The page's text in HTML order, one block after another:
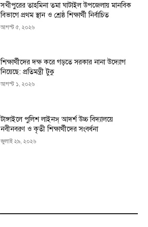
সখীপুরের তাহমিনা তমা ঘাটাইল উপজেলায় মানবিক
বিভাগে প্রথম স্থান ও শ্রেষ্ঠ শিক্ষার্থী নির্বাচিত
আগস্ট ৫, ২০২৬
শিক্ষার্থীদের দক্ষ করে গড়তে সরকার নানা উদ্যোগ
নিয়েছে: প্রতিমন্ত্রী টুকু
আগস্ট ১, ২০২৬
টাঙ্গাইলে পুলিশ লাইনস্ আদর্শ উচ্চ বিদ্যালয়ে
নবীনবরণ ও কৃতী শিক্ষার্থীদের সংবর্ধনা
জুলাই ২৯, ২০২৬